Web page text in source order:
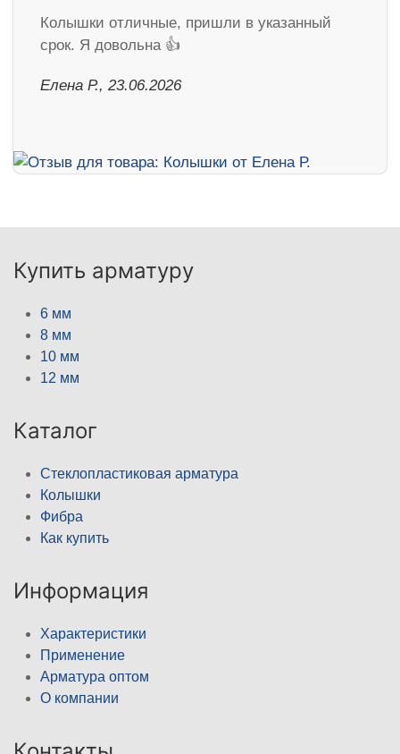
Колышки отличные, пришли в указанный
срок. Я довольна 👍
Елена Р., 23.06.2026
Купить арматуру
6 мм
8 мм
10 мм
12 мм
Каталог
Стеклопластиковая арматура
Колышки
Фибра
Как купить
Информация
Характеристики
Применение
Арматура оптом
О компании